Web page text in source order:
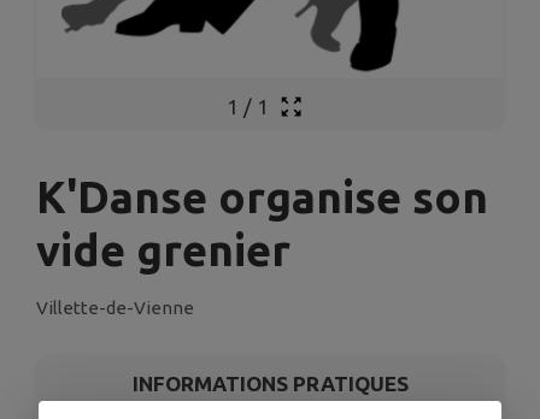
1 / 1
K'Danse organise son
vide grenier
Villette-de-Vienne
INFORMATIONS PRATIQUES